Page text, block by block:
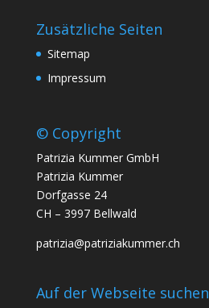
Zusätzliche Seiten
Sitemap
Impressum
© Copyright
Patrizia Kummer GmbH
Patrizia Kummer
Dorfgasse 24
CH – 3997 Bellwald
patrizia@patriziakummer.ch
Auf der Webseite suchen